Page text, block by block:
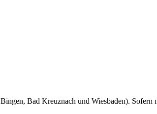
Bad Kreuznach und Wiesbaden). Sofern